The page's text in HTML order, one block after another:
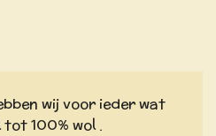
wij voor ieder wat
100% wol .